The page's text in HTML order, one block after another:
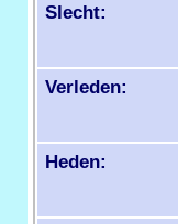
Slecht:
Verleden:
Heden: